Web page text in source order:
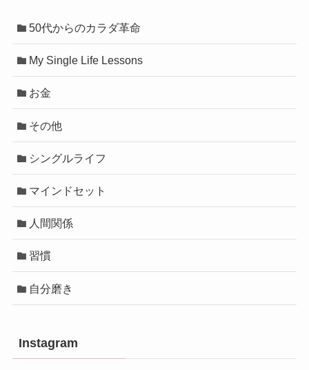
50代からのカラダ革命
My Single Life Lessons
お金
その他
シングルライフ
マインドセット
人間関係
習慣
自分磨き
Instagram